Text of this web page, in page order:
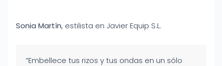
Sonia Martín, estilista en Javier Equip S.L.
”Embellece tus rizos y tus ondas en un sólo